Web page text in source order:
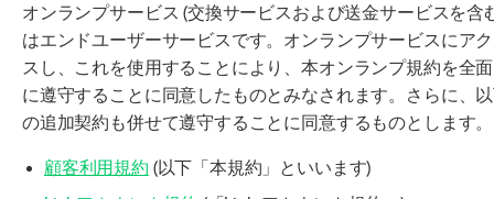
オンランプサービス (交換サービスおよび送金サービスを含
はエンドユーザーサービスです。オンランプサービスにア
スし、これを使用することにより、本オンランプ規約を全
に遵守することに同意したものとみなされます。さらに、
の追加契約も併せて遵守することに同意するものとします。
顧客利用規約 (以下「本規約」といいます)